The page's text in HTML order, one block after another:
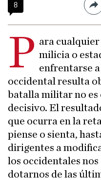
8
P ara
milicia o
enfrentarse
occidental resulta
batalla militar no es
decisivo. El
que ocurra en la
piense o sienta,
dirigentes a
los occidentales nos
dotarnos de las